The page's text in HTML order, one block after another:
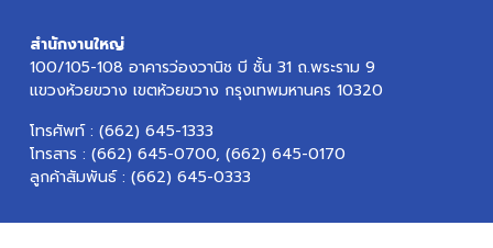
สำนักงานใหญ่
100/105-108 อาคารว่องวานิช บี ชั้น 31 ถ.พระราม 9
แขวงห้วยขวาง เขตห้วยขวาง กรุงเทพมหานคร 10320
โทรศัพท์ : (662) 645-1333
โทรสาร : (662) 645-0700, (662) 645-0170
ลูกค้าสัมพันธ์ : (662) 645-0333